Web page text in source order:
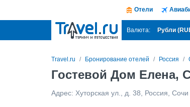
Отели
Валюта: Рубли
Travel.ru Бронирование отелей Россия
Гостевой Дом Елена,
Адрес: Хуторская ул., д. 38 Россия Сочи